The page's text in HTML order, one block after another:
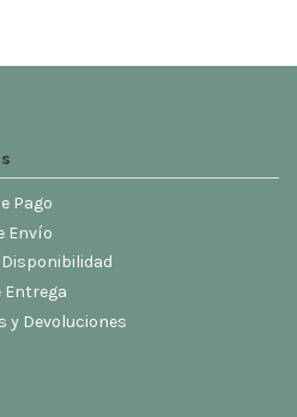
Pago
Envío
Entrega
y Devoluciones